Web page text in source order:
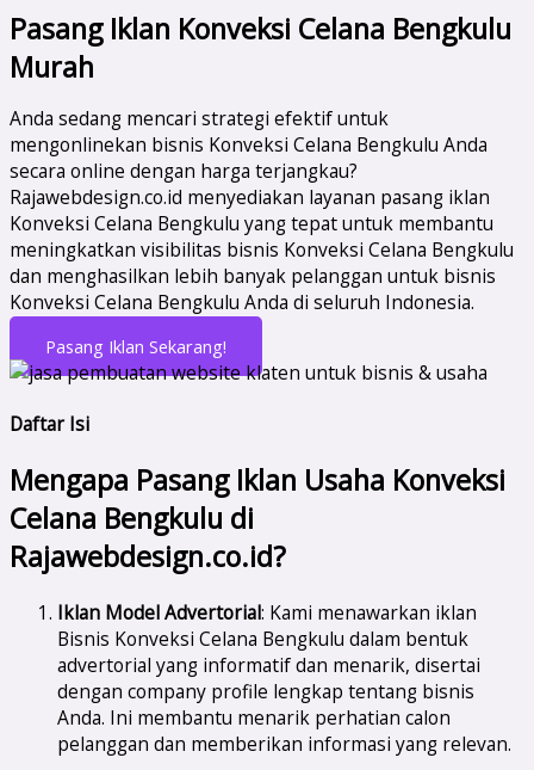
Pasang Iklan Konveksi Celana Bengkulu
Murah
Anda sedang mencari strategi efektif untuk
mengonlinekan bisnis Konveksi Celana Bengkulu Anda
secara online dengan harga terjangkau?
Rajawebdesign.co.id menyediakan layanan pasang iklan
Konveksi Celana Bengkulu yang tepat untuk membantu
meningkatkan visibilitas bisnis Konveksi Celana Bengkulu
dan menghasilkan lebih banyak pelanggan untuk bisnis
Konveksi Celana Bengkulu Anda di seluruh Indonesia.
Pasang Iklan Sekarang!
Daftar Isi
Mengapa Pasang Iklan Usaha Konveksi
Celana Bengkulu di
Rajawebdesign.co.id?
Iklan Model Advertorial: Kami menawarkan iklan
Bisnis Konveksi Celana Bengkulu dalam bentuk
advertorial yang informatif dan menarik, disertai
dengan company profile lengkap tentang bisnis
Anda. Ini membantu menarik perhatian calon
pelanggan dan memberikan informasi yang relevan.